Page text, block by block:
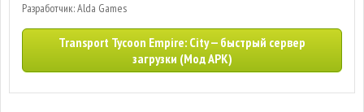
Разработчик: Alda Games
Transport Tycoon Empire: City — быстрый сервер
загрузки (Мод APK)